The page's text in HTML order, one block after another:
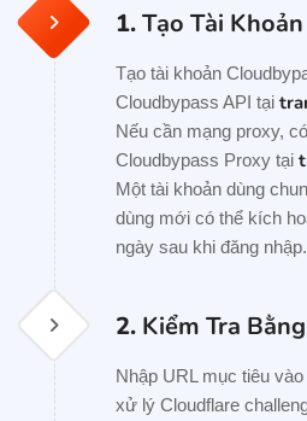
1.Tạo Tài Khoản
Tạo tài khoản
Cloudbypass API tại
Nếu cần mạng proxy,
Cloudbypass Proxy tại
Một tài khoản dùng
dùng mới có thể kích
ngày sau khi đăng nhập.
2. Kiểm Tra
Nhập URL mục tiêu vào
xử lý Cloudflare